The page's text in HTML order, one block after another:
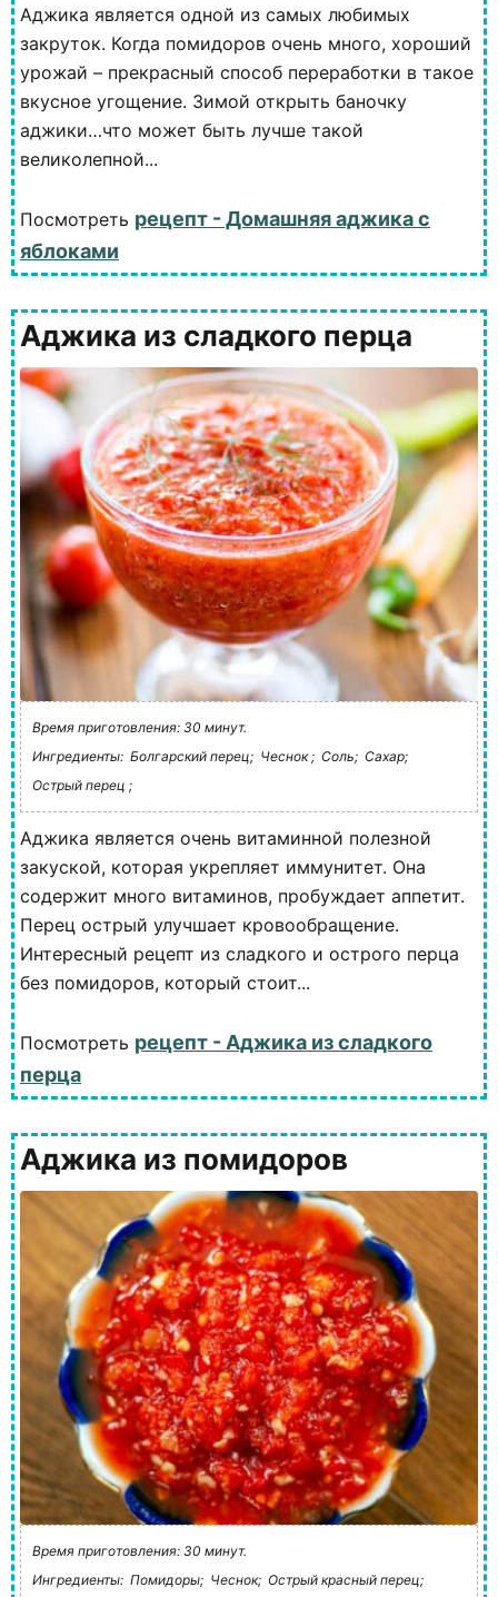
Аджика является одной из самых любимых
закруток. Когда помидоров очень много, хороший
урожай – прекрасный способ переработки в такое
вкусное угощение. Зимой открыть баночку
аджики…что может быть лучше такой
великолепной...
Посмотреть рецепт - Домашняя аджика с
яблоками
Аджика из сладкого перца
Время приготовления: 30 минут.
Ингредиенты: Болгарский перец; Чеснок ; Соль; Сахар;
Острый перец ;
Аджика является очень витаминной полезной
закуской, которая укрепляет иммунитет. Она
содержит много витаминов, пробуждает аппетит.
Перец острый улучшает кровообращение.
Интересный рецепт из сладкого и острого перца
без помидоров, который стоит...
Посмотреть рецепт - Аджика из сладкого
перца
Аджика из помидоров
Время приготовления: 30 минут.
Ингредиенты: Помидоры; Чеснок; Острый красный перец;